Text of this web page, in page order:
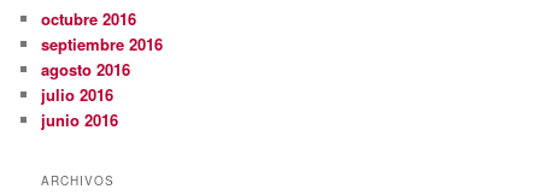
octubre 2016
septiembre 2016
agosto 2016
julio 2016
junio 2016
ARCHIVOS